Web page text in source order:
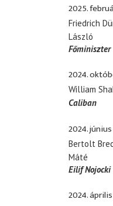
2025.
Friedrich
László
Főminiszter
2024.
William
Caliban
2024.
Bertolt
Máté
Eilif Nojocki
2024.